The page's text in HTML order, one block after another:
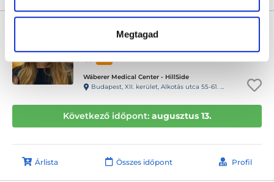
Megtagad
Halas Eszter Noémi
Dietetikus
Wáberer Medical Center - HillSide
Budapest, XII. kerület, Alkotás utca 55-61. Hillside
Következő időpont: augusztus 13.
Árlista Összes időpont Profil